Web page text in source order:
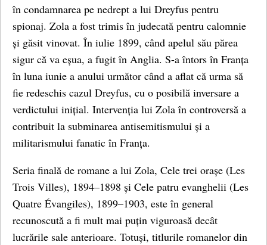
în condamnarea pe nedrept a lui Dreyfus pentru
spionaj. Zola a fost trimis în judecată pentru calomnie
și găsit vinovat. În iulie 1899, când apelul său părea
sigur că va eșua, a fugit în Anglia. S-a întors în Franța
în luna iunie a anului următor când a aflat că urma să
fie redeschis cazul Dreyfus, cu o posibilă inversare a
verdictului inițial. Intervenția lui Zola în controversă a
contribuit la subminarea antisemitismului și a
militarismului fanatic în Franța.
Seria finală de romane a lui Zola, Cele trei orașe (Les
Trois Villes), 1894–1898 și Cele patru evanghelii (Les
Quatre Évangiles), 1899–1903, este în general
recunoscută a fi mult mai puțin viguroasă decât
lucrările sale anterioare. Totuși, titlurile romanelor din